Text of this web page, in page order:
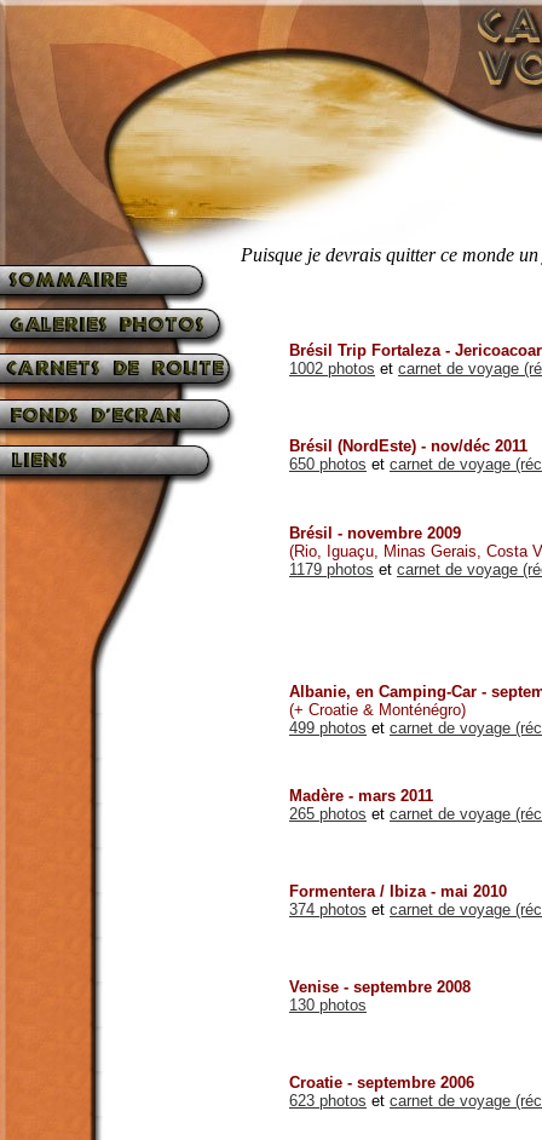
Puisque je devrais quitter ce monde
Brésil Trip Fortaleza -
1002 photos et carnet de voyage
Brésil (NordEste) - nov/déc 2011
650 photos et carnet de voyage
Brésil - novembre 2009
(Rio, Iguaçu, Minas Gerais, Costa
1179 photos et carnet de voyage
Albanie, en Camping-Car -
(+ Croatie & Monténégro)
499 photos et carnet de voyage
Madère - mars 2011
265 photos et carnet de voyage
Formentera / Ibiza - mai 2010
374 photos et carnet de voyage
Venise - septembre 2008
130 photos
Croatie - septembre 2006
623 photos et carnet de voyage